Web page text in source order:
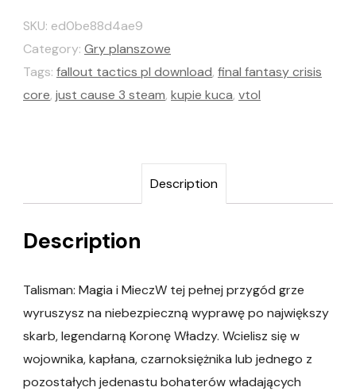
SKU: ed0be88d4ae9
Category: Gry planszowe
Tags: fallout tactics pl download, final fantasy crisis
core, just cause 3 steam, kupie kuca, vtol
Description
Description
Talisman: Magia i MieczW tej pełnej przygód grze
wyruszysz na niebezpieczną wyprawę po największy
skarb, legendarną Koronę Władzy. Wcielisz się w
wojownika, kapłana, czarnoksiężnika lub jednego z
pozostałych jedenastu bohaterów władających